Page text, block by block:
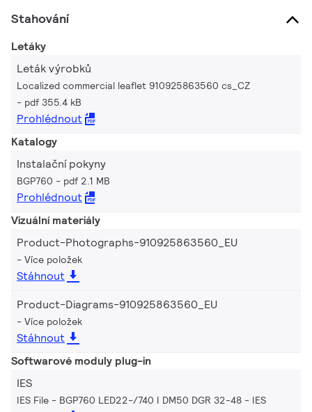
Stahování
Letáky
Leták výrobků
Localized commercial leaflet 910925863560 cs_CZ
pdf 355.4 kB
Prohlédnout
Katalogy
Instalační pokyny
BGP760 pdf 2.1 MB
Prohlédnout
Vizuální materiály
Product-Photographs-910925863560_EU
Více položek
Stáhnout
Product-Diagrams-910925863560_EU
Více položek
Stáhnout
Softwarové moduly plug-in
IES
IES File - BGP760 LED22-/740 I DM50 DGR 32-48 IES